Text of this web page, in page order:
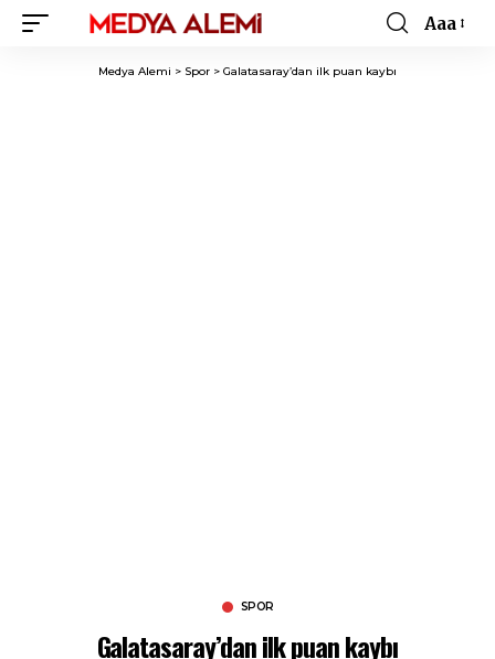
Font
Aaa
Medya Alemi > Spor > Galatasaray’dan ilk puan kaybı
SPOR
Galatasaray’dan ilk puan kaybı